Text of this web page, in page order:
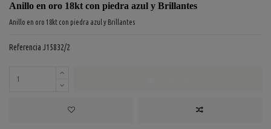
Anillo en oro 18kt con piedra azul y Brillantes
Anillo en oro 18kt con piedra azul y Brillantes
Referencia J15832/2